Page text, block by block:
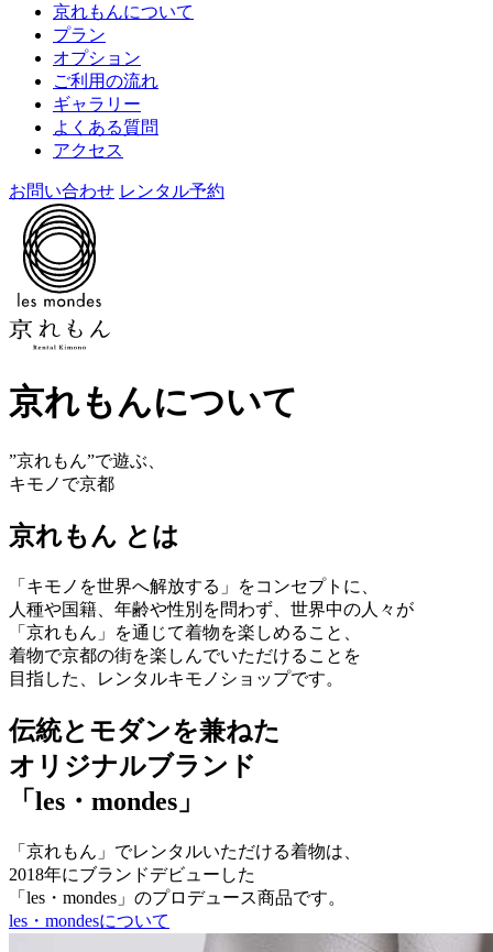
京れもんについて
プラン
オプション
ご利用の流れ
ギャラリー
よくある質問
アクセス
お問い合わせ レンタル予約
京れもんについて
”京れもん”で遊ぶ、
キモノで京都
京れもん とは
「キモノを世界へ解放する」をコンセプトに、
人種や国籍、年齢や性別を問わず、 世界中の人々が
「京れもん」を通じて着物を楽しめること、
着物で京都の街を楽しんでいただけることを
目指した、レンタルキモノショップです。
伝統とモダンを兼ねた
オリジナルブランド
「les・mondes」
「京れもん」でレンタルいただける着物は、
2018年にブランドデビューした
「les・mondes」のプロデュース商品です。
les・mondesについて